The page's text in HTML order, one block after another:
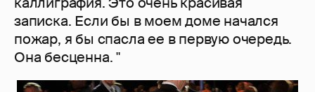
записка. Если бы в моем доме начался
пожар, я бы спасла ее в первую очередь.
Она бесценна. "